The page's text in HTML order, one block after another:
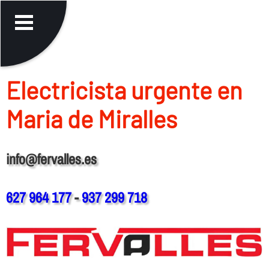
Electricista urgente en
Maria de Miralles
info@fervalles.es
627 964 177-937 299 718